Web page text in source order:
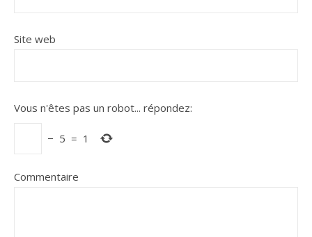
Site web
Vous n'êtes pas un robot... répondez:
− 5 = 1
Commentaire